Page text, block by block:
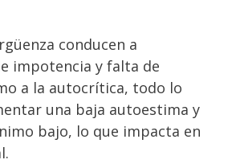
conducen a
impotencia y falta de
a la autocrítica, todo lo
una baja autoestima y
bajo, lo que impacta en